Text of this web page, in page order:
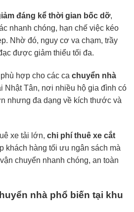
đáng kể thời gian bốc dỡ,
nhanh chóng, hạn chế việc kéo
Nhờ đó, nguy cơ va chạm, trầy
được giảm thiểu tối đa.
hợp cho các ca chuyển nhà
Nhật Tân, nơi nhiều hộ gia đình có
nhưng đa dạng về kích thước và
xe tải lớn, chi phí thuê xe cắt
khách hàng tối ưu ngân sách mà
chuyển nhanh chóng, an toàn
nhà phổ biến tại khu